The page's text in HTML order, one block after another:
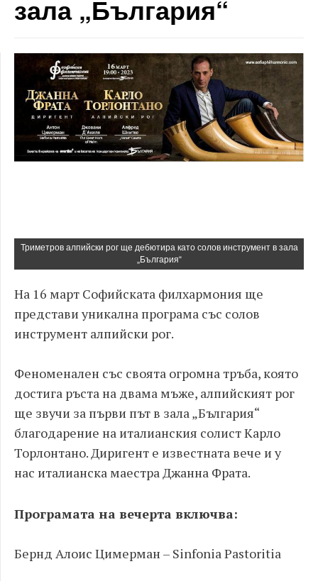
зала „България“
Триметров алпийски рог ще дебютира като солов инструмент в зала
„България“
На 16 март Софийската филхармония ще
представи уникална програма със солов
инструмент алпийски рог.
Феноменален със своята огромна тръба, която
достига ръста на двама мъже, алпийският рог
ще звучи за първи път в зала „България“
благодарение на италианския солист Карло
Торлонтано. Диригент е известната вече и у
нас италианска маестра Джанна Фрата.
Програмата на вечерта включва:
Бернд Алоис Цимерман – Sinfonia Pastoritia